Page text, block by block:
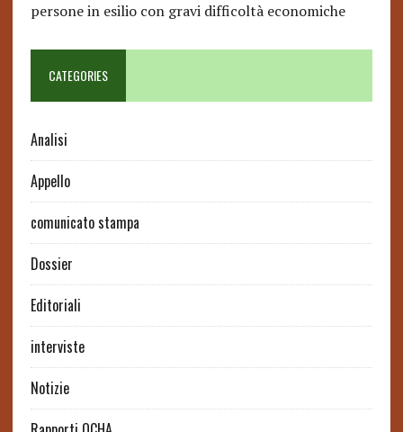
persone in esilio con gravi difficoltà economiche
CATEGORIES
Analisi
Appello
comunicato stampa
Dossier
Editoriali
interviste
Notizie